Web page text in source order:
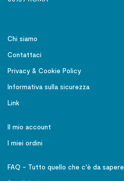
Chi siamo
Contattaci
Privacy & Cookie Policy
Informativa sulla sicurezza
Link
Il mio account
I miei ordini
FAQ - Tutto quello che c'è da sapere